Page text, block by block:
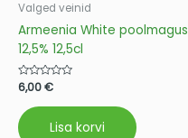
Valged veinid
Armeenia White poolmagus
12,5% 12,5cl
Hinnanguga
5
6,00€
Lisa korvi